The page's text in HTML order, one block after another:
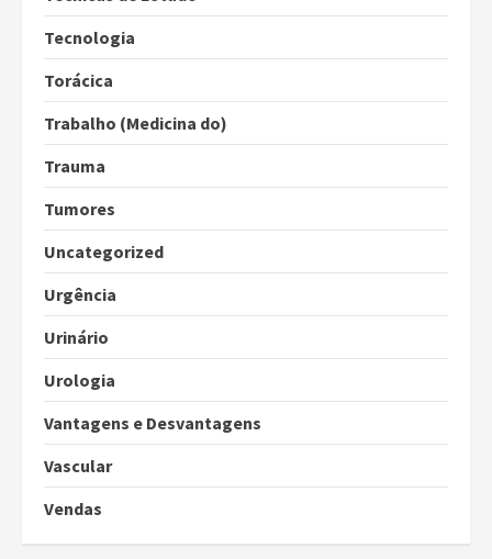
Tecnologia
Torácica
Trabalho (Medicina do)
Trauma
Tumores
Uncategorized
Urgência
Urinário
Urologia
Vantagens e Desvantagens
Vascular
Vendas